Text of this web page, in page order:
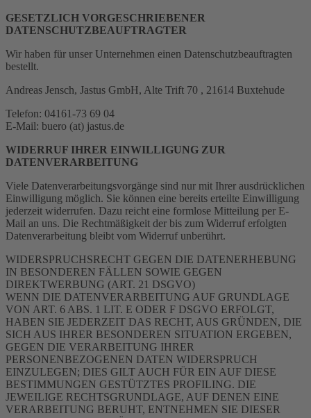
GESETZLICH VORGESCHRIEBENER
DATENSCHUTZBEAUFTRAGTER
Wir haben für unser Unternehmen einen Datenschutzbeauftragten
bestellt.
Andreas Jensch, Jastus GmbH, Alte Trift 70 , 21614 Buxtehude
Telefon: 04161-73 69 04
E-Mail: buero (at) jastus.de
WIDERRUF IHRER EINWILLIGUNG ZUR
DATENVERARBEITUNG
Viele Datenverarbeitungsvorgänge sind nur mit Ihrer ausdrücklichen
Einwilligung möglich. Sie können eine bereits erteilte Einwilligung
jederzeit widerrufen. Dazu reicht eine formlose Mitteilung per E-
Mail an uns. Die Rechtmäßigkeit der bis zum Widerruf erfolgten
Datenverarbeitung bleibt vom Widerruf unberührt.
WIDERSPRUCHSRECHT GEGEN DIE DATENERHEBUNG
IN BESONDEREN FÄLLEN SOWIE GEGEN
DIREKTWERBUNG (ART. 21 DSGVO)
WENN DIE DATENVERARBEITUNG AUF GRUNDLAGE
VON ART. 6 ABS. 1 LIT. E ODER F DSGVO ERFOLGT,
HABEN SIE JEDERZEIT DAS RECHT, AUS GRÜNDEN, DIE
SICH AUS IHRER BESONDEREN SITUATION ERGEBEN,
GEGEN DIE VERARBEITUNG IHRER
PERSONENBEZOGENEN DATEN WIDERSPRUCH
EINZULEGEN; DIES GILT AUCH FÜR EIN AUF DIESE
BESTIMMUNGEN GESTÜTZTES PROFILING. DIE
JEWEILIGE RECHTSGRUNDLAGE, AUF DENEN EINE
VERARBEITUNG BERUHT, ENTNEHMEN SIE DIESER